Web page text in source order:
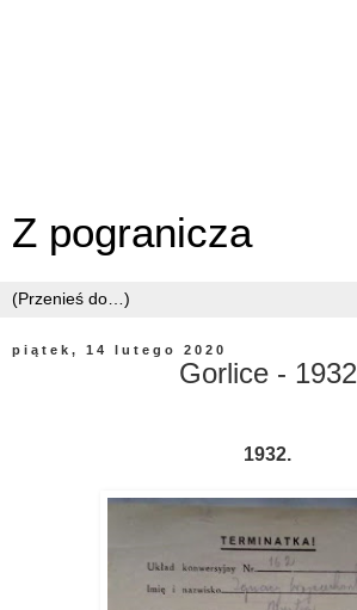
Z pogranicza
piątek, 14 lutego 2020
Gorlice - 1932
1932.